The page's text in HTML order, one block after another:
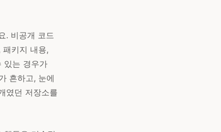
. 비공개 코드
키지 내용,
있는 경우가
흔하고, 눈에
였던 저장소를